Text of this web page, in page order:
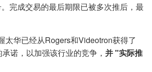
完成交易的最后期限已被多次推后，最
太华已经从Rogers和Videotron获得了
诺，以加强该行业的竞争， 并 "实际推